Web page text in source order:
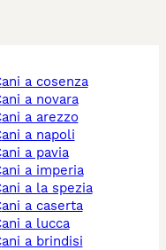
cani a cosenza
cani a novara
cani a arezzo
cani a napoli
cani a pavia
cani a imperia
cani a la spezia
cani a caserta
cani a lucca
cani a brindisi